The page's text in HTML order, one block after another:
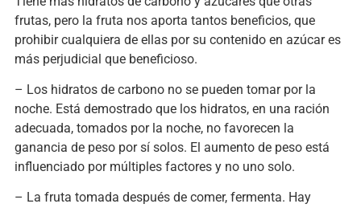
frutas, pero la fruta nos aporta tantos beneficios, que
prohibir cualquiera de ellas por su contenido en azúcar es
más perjudicial que beneficioso.
– Los hidratos de carbono no se pueden tomar por la
noche. Está demostrado que los hidratos, en una ración
adecuada, tomados por la noche, no favorecen la
ganancia de peso por sí solos. El aumento de peso está
influenciado por múltiples factores y no uno solo.
– La fruta tomada después de comer, fermenta. Hay